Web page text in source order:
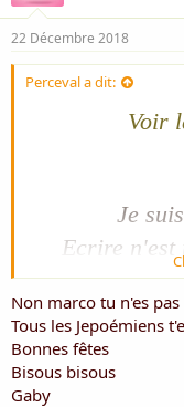
22 Décembre 2018
Perceval a dit:
Voir
Je
Ecrire n'est
Savoir oublier
Non marco tu n'es pas
Tous les Jepoémiens
Bonnes fêtes
Bisous bisous
Gaby